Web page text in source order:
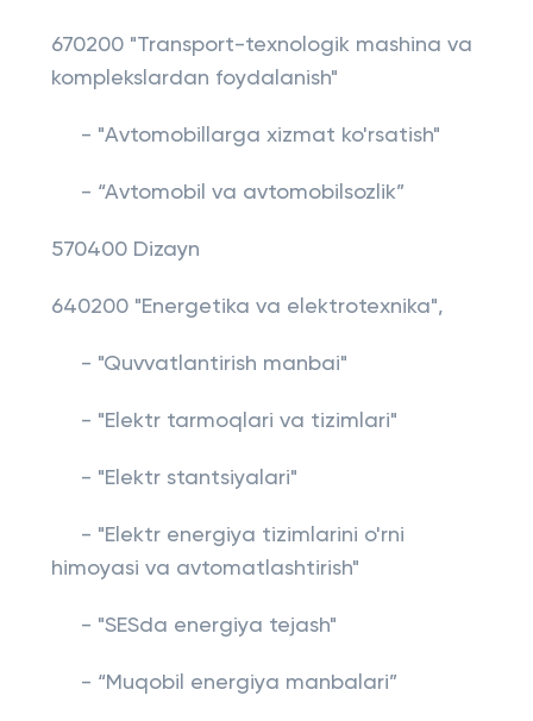
670200 "Transport-texnologik mashina va
komplekslardan foydalanish"
- "Avtomobillarga xizmat ko'rsatish"
- “Avtomobil va avtomobilsozlik”
570400 Dizayn
640200 "Energetika va elektrotexnika",
- "Quvvatlantirish manbai"
- "Elektr tarmoqlari va tizimlari"
- "Elektr stantsiyalari"
- "Elektr energiya tizimlarini o'rni
himoyasi va avtomatlashtirish"
- "SESda energiya tejash"
- “Muqobil energiya manbalari”